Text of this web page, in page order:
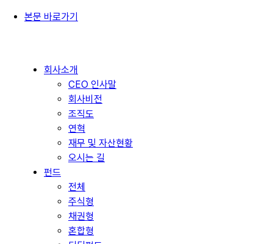
본문 바로가기
회사소개
CEO 인사말
회사비전
조직도
연혁
재무 및 자산현황
오시는 길
펀드
전체
주식형
채권형
혼합형